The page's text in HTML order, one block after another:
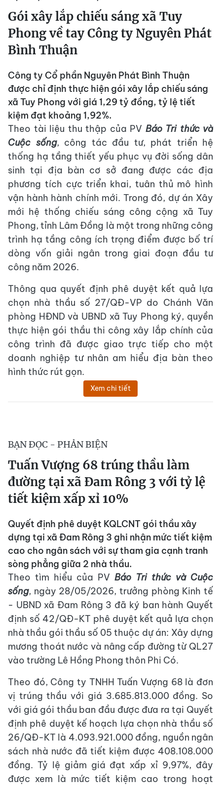
Gói xây lắp chiếu sáng xã Tuy
Phong về tay Công ty Nguyên Phát
Bình Thuận
Công ty Cổ phần Nguyên Phát Bình Thuận
được chỉ định thực hiện gói xây lắp chiếu sáng
xã Tuy Phong với giá 1,29 tỷ đồng, tỷ lệ tiết
kiệm đạt khoảng 1,92%.
Theo tài liệu thu thập của PV Báo Tri thức và
Cuộc sống, công tác đầu tư, phát triển hệ
thống hạ tầng thiết yếu phục vụ đời sống dân
sinh tại địa bàn cơ sở đang được các địa
phương tích cực triển khai, tuân thủ mô hình
vận hành hành chính mới. Trong đó, dự án Xây
mới hệ thống chiếu sáng công cộng xã Tuy
Phong, tỉnh Lâm Đồng là một trong những công
trình hạ tầng công ích trọng điểm được bố trí
dòng vốn giải ngân trong giai đoạn đầu tư
công năm 2026.
Thông qua quyết định phê duyệt kết quả lựa
chọn nhà thầu số 27/QĐ-VP do Chánh Văn
phòng HĐND và UBND xã Tuy Phong ký, quyền
thực hiện gói thầu thi công xây lắp chính của
công trình đã được giao trực tiếp cho một
doanh nghiệp tư nhân am hiểu địa bàn theo
hình thức rút gọn.
Xem chi tiết
BẠN ĐỌC - PHẢN BIỆN
Tuấn Vượng 68 trúng thầu làm
đường tại xã Đam Rông 3 với tỷ lệ
tiết kiệm xấp xỉ 10%
Quyết định phê duyệt KQLCNT gói thầu xây
dựng tại xã Đam Rông 3 ghi nhận mức tiết kiệm
cao cho ngân sách với sự tham gia cạnh tranh
sòng phẳng giữa 2 nhà thầu.
Theo tìm hiểu của PV Báo Tri thức và Cuộc
sống, ngày 28/05/2026, trưởng phòng Kinh tế
- UBND xã Đam Rông 3 đã ký ban hành Quyết
định số 42/QĐ-KT phê duyệt kết quả lựa chọn
nhà thầu gói thầu số 05 thuộc dự án: Xây dựng
mương thoát nước và nâng cấp đường từ QL27
vào trường Lê Hồng Phong thôn Phi Có.
Theo đó, Công ty TNHH Tuấn Vượng 68 là đơn
vị trúng thầu với giá 3.685.813.000 đồng. So
với giá gói thầu ban đầu được đưa ra tại Quyết
định phê duyệt kế hoạch lựa chọn nhà thầu số
26/QĐ-KT là 4.093.921.000 đồng, nguồn ngân
sách nhà nước đã tiết kiệm được 408.108.000
đồng. Tỷ lệ giảm giá đạt xấp xỉ 9,97%, đây
được xem là mức tiết kiệm cao trong hoạt